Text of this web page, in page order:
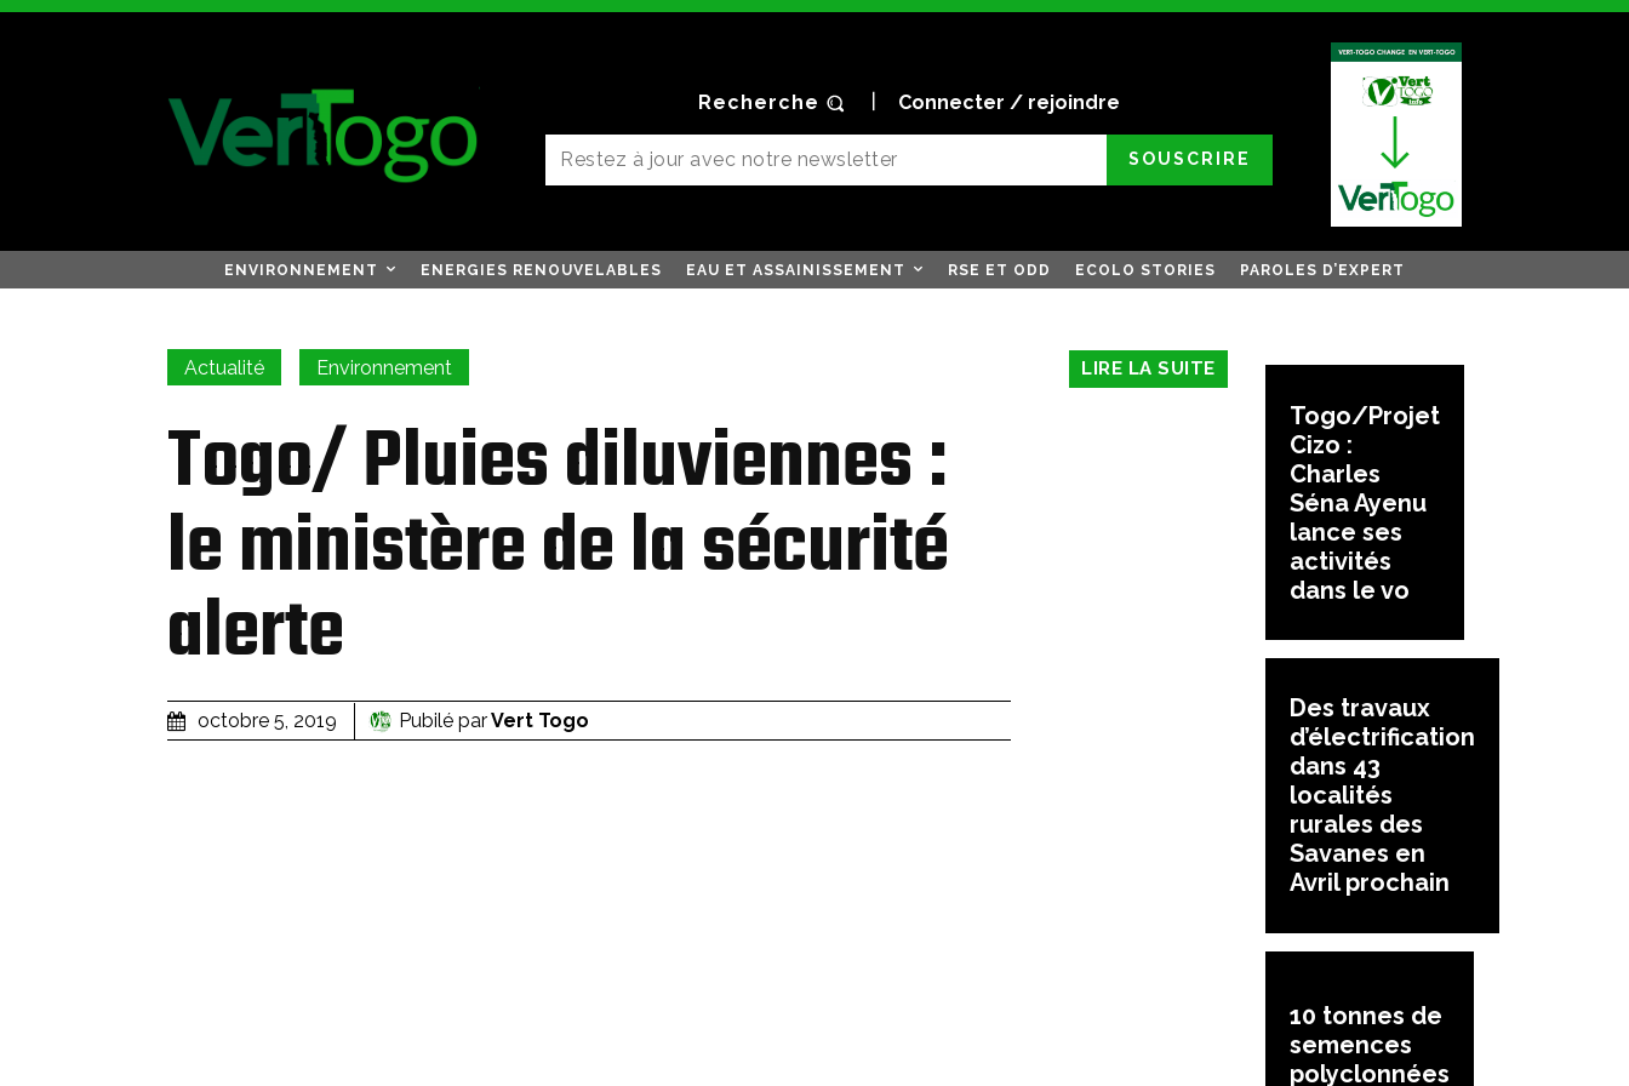
Recherche Connecter / rejoindre
SOUSCRIRE
ENVIRONNEMENT ENERGIES RENOUVELABLES EAU ET ASSAINISSEMENT RSE ET ODD ECOLO STORIES PAROLES D’EXPERT
Actualité Environnement
Togo/ Pluies diluviennes :
le ministère de la sécurité
alerte
octobre 5, 2019 Pubilé parVert Togo
LIRE LA SUITE
Togo/Projet
Cizo :
Charles
Séna Ayenu
lance ses
activités
dans le vo
Des travaux
d’électrification
dans 43
localités
rurales des
Savanes en
Avril prochain
10 tonnes de
semences
polyclonnées